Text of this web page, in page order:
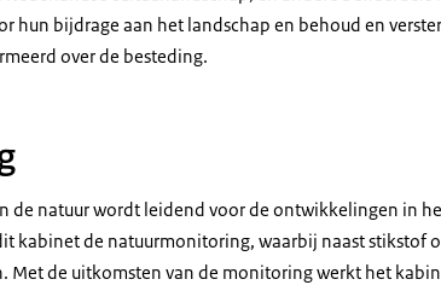
hun bijdrage aan het landschap en behoud en
over de besteding.
de natuur wordt leidend voor de ontwikkelingen in
kabinet de natuurmonitoring, waarbij naast stikstof
Met de uitkomsten van de monitoring werkt het